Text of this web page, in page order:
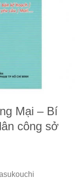
Mại – Bí
công sở